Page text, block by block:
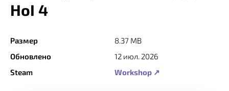
HoI 4
Размер
8.37 MB
Обновлено
12 июл. 2026
Steam
Workshop ↗